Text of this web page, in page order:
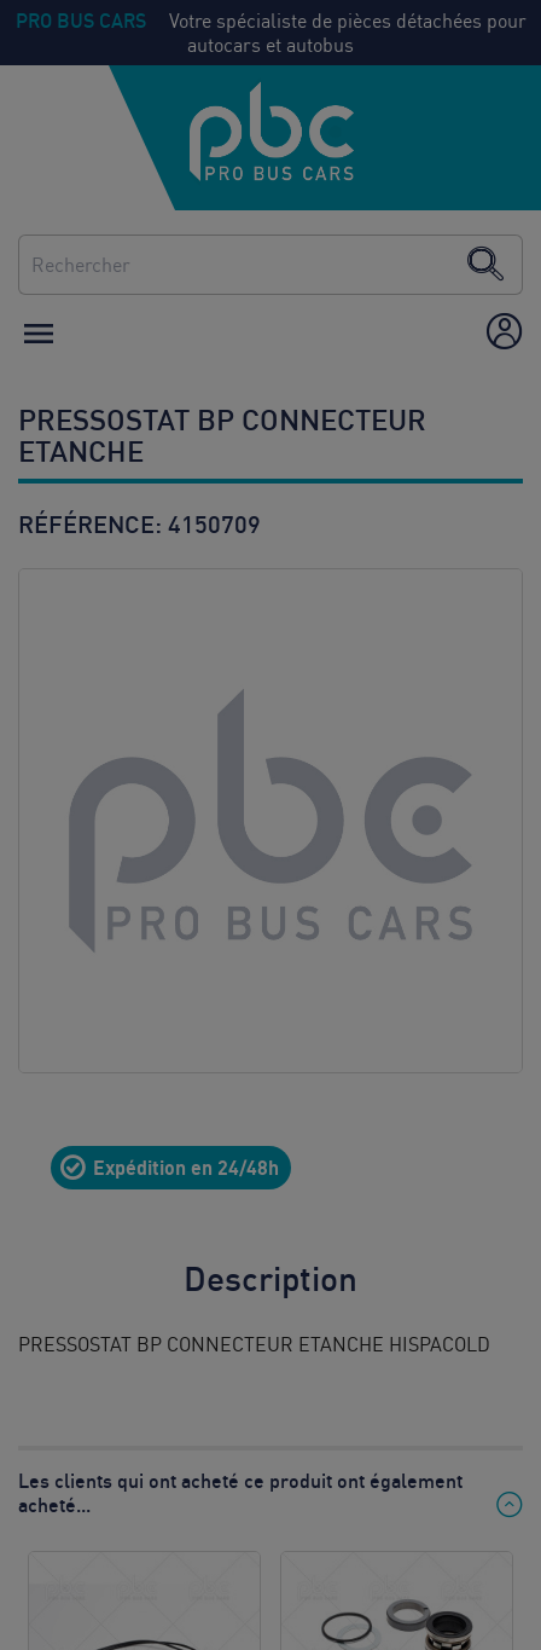
PRO BUS CARS
Votre spécialiste de pièces détachées pour
autocars et autobus
Voir
tout
CHAUFFAGE
CONSOMMABLES
trouvez
votre
produit ?
Contactez
notre
service
8h à 12h

PRESSOSTAT BP CONNECTEUR
ETANCHE
RÉFÉRENCE: 4150709
Expédition en 24/48h
Description
PRESSOSTAT BP CONNECTEUR ETANCHE HISPACOLD
Les clients qui ont acheté ce produit ont également
acheté...